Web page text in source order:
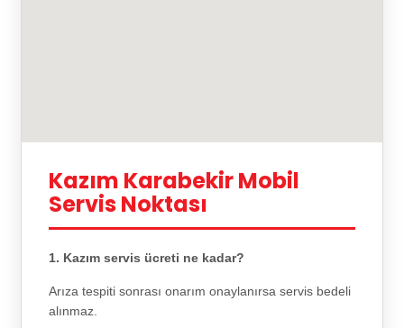
Kazım Karabekir Mobil
Servis Noktası
1. Kazım servis ücreti ne kadar?
Arıza tespiti sonrası onarım onaylanırsa servis bedeli
alınmaz.